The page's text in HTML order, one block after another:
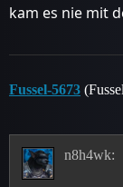
kam es nie mit
Fussel-5673
n8h4wk: